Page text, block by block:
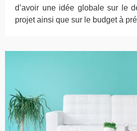
d’avoir une idée globale sur le
projet ainsi que sur le budget à